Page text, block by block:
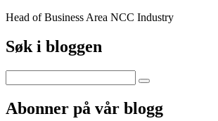
Head of Business Area NCC Industry
Søk i bloggen
Abonner på vår blogg